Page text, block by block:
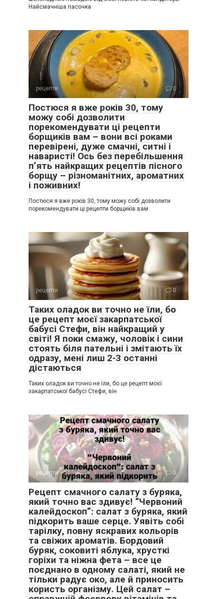
Найсмачніша пасочка
рецепти 0
Постюся я вже років 30, тому
можу собі дозволити
порекомендувати ці рецепти
борщиків вам – вони всі роками
перевірені, дуже смачні, ситні і
наваристі! Ось без перебільшення
п’ять найкращих рецептів пісного
борщу – різноманітних, ароматних
і поживних!
Постюся я вже років 30, тому можу собі дозволити
порекомендувати ці рецепти борщиків вам
рецепти 0
Таких оладок ви точно не їли, бо
це рецепт моєї закарпатської
бабусі Стефи, він найкращий у
світі! Я поки смажу, чоловік і сини
стоять біля пательні і змітають їх
одразу, мені лиш 2-3 останні
дістаються
Таких оладок ви точно не їли, бо це рецепт моєї
закарпатської бабусі Стефи, він
рецепти 0
Рецепт смачного салату з буряка,
який точно вас здивує! “Червоний
калейдоскоп”: салат з буряка, який
підкорить ваше серце. Уявіть собі
тарілку, повну яскравих кольорів
та свіжих ароматів. Бордовий
буряк, соковиті яблука, хрусткі
горіхи та ніжна фета – все це
поєднано в одному салаті, який не
тільки радує око, але й приносить
користь організму. Цей салат –